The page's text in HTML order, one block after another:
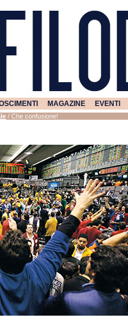
MAGAZINE EVENTI
/ Che confusione!